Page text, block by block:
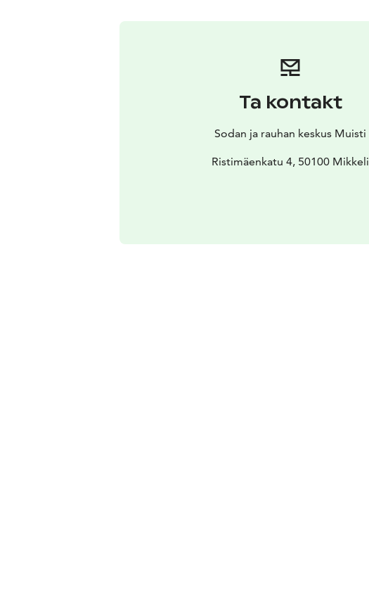
Ta kontakt
Sodan ja rauhan keskus Muisti
Ristimäenkatu 4, 50100 Mikkeli